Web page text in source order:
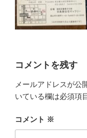
コメントを残す
メールアドレスが公
いている欄は必須項
コメント ※